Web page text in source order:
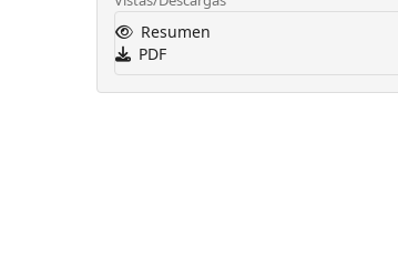
Resumen
PDF